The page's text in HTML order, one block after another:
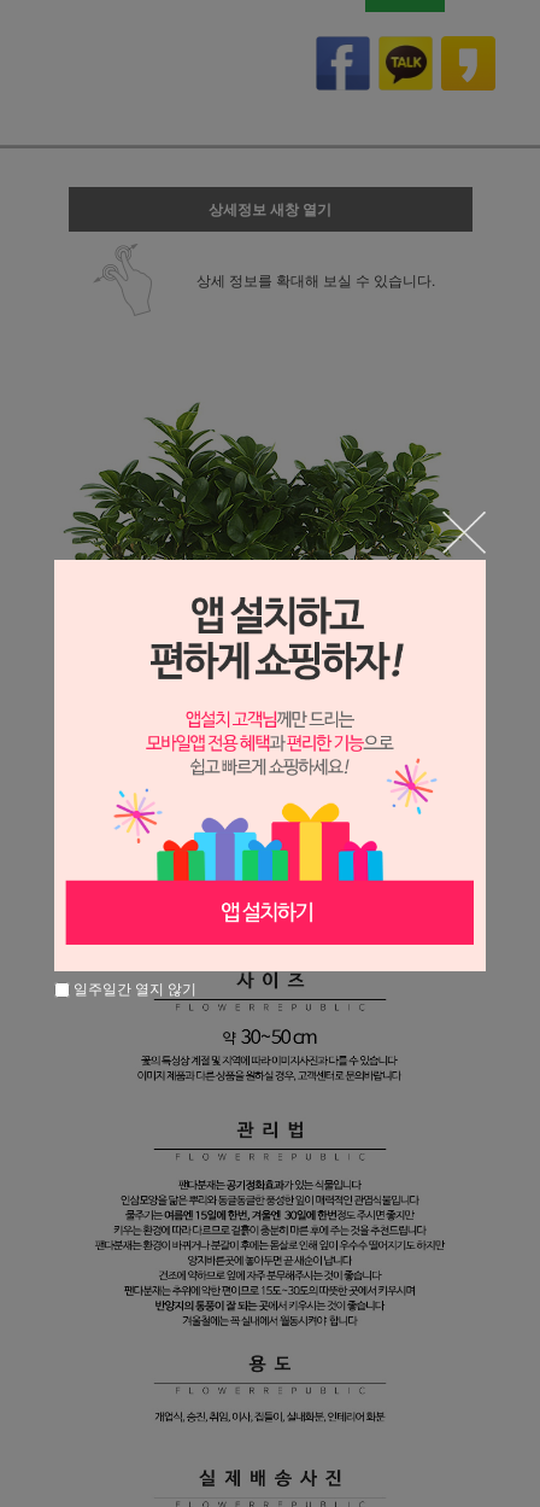
상세정보 새창 열기
상세 정보를 확대해 보실 수 있습니다.
일주일간 열지 않기